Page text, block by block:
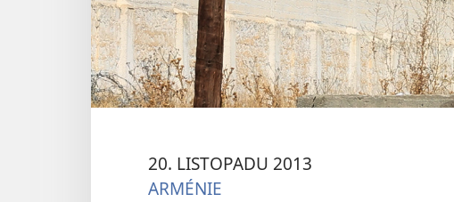
20. LISTOPADU 2013
ARMÉNIE